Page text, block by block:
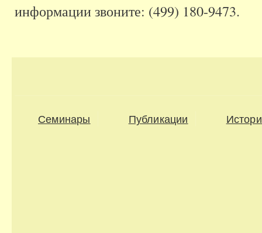
информации звоните: (499) 180-9473.
Семинары Публикации